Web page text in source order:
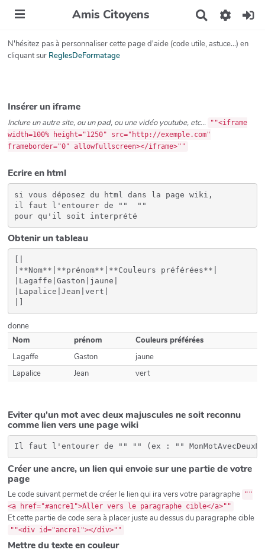
Amis Citoyens
h
N'hésitez pas à personnaliser cette page d'aide (code utile, astuce...) en
cliquant sur ReglesDeFormatage
Insérer un iframe
Inclure un autre site, ou un pad, ou une vidéo youtube, etc...
""<iframe
width=100% height="1250" src="http://exemple.com"
frameborder="0" allowfullscreen></iframe>""
Ecrire en html
si vous déposez du html dans la page wiki,
il faut l'entourer de ""
""
pour qu'il soit interprété
Obtenir un tableau
|**Nom**|**prénom**|**Couleurs préférées**|
|Lagaffe|Gaston|jaune|
|Lapalice|Jean|vert|
donne
Nom
prénom
Couleurs préférées
Lagaffe
Gaston
jaune
Lapalice
Jean vert
Eviter qu'un mot avec deux majuscules ne soit reconnu
comme lien vers une page wiki
Il faut l'entourer de "" "" (ex : ""
Créer une ancre, un lien qui envoie sur une partie de votre
page
Le code suivant permet de créer le lien qui ira vers votre paragraphe
""
<a href="#ancre1">Aller vers le paragraphe cible</a>""
Et cette partie de code sera à placer juste au dessus du paragraphe cible
""<div id="ancre1"></div>""
Mettre du texte en couleur